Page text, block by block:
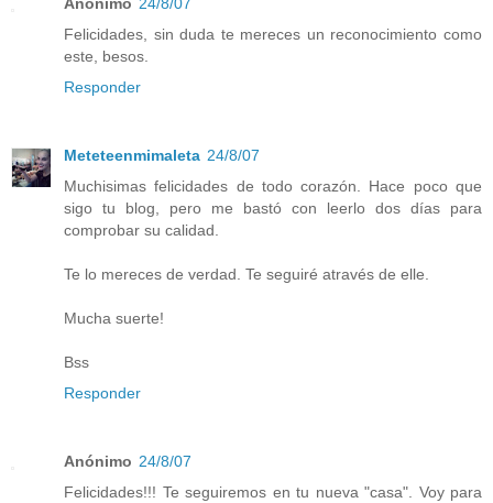
Felicidades, sin duda te mereces un reconocimiento como
este, besos.
Responder
Meteteenmimaleta 24/8/07
Muchisimas felicidades de todo corazón. Hace poco que
sigo tu blog, pero me bastó con leerlo dos días para
comprobar su calidad.
Te lo mereces de verdad. Te seguiré através de elle.
Mucha suerte!
Bss
Responder
Anónimo 24/8/07
Felicidades!!! Te seguiremos en tu nueva "casa". Voy para